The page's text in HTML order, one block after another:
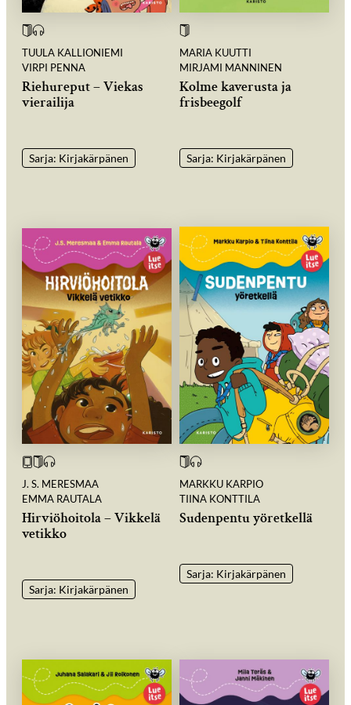
TUULA KALLIONIEMI
VIRPI PENNA
Riehureput – Viekas
vierailija
Sarja: Kirjakärpänen
MARIA KUUTTI
MIRJAMI MANNINEN
Kolme kaverusta ja
frisbeegolf
Sarja: Kirjakärpänen
J. S. MERESMAA
EMMA RAUTALA
Hirviöhoitola – Vikkelä
vetikko
Sarja: Kirjakärpänen
MARKKU KARPIO
TIINA KONTTILA
Sudenpentu yöretkellä
Sarja: Kirjakärpänen